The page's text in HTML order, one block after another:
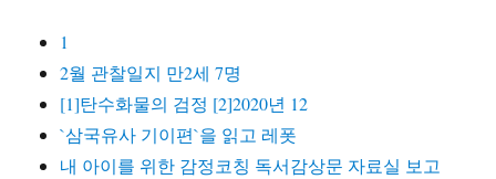
1
2월 관찰일지 만2세 7명
[1]탄수화물의 검정 [2]2020년 12
`삼국유사 기이편`을 읽고 레폿
내 아이를 위한 감정코칭 독서감상문 자료실 보고